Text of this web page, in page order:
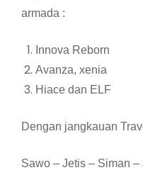
armada :
Innova Reborn
Avanza, xenia
Hiace dan ELF
Dengan jangkauan
Sawo – Jetis – Siman